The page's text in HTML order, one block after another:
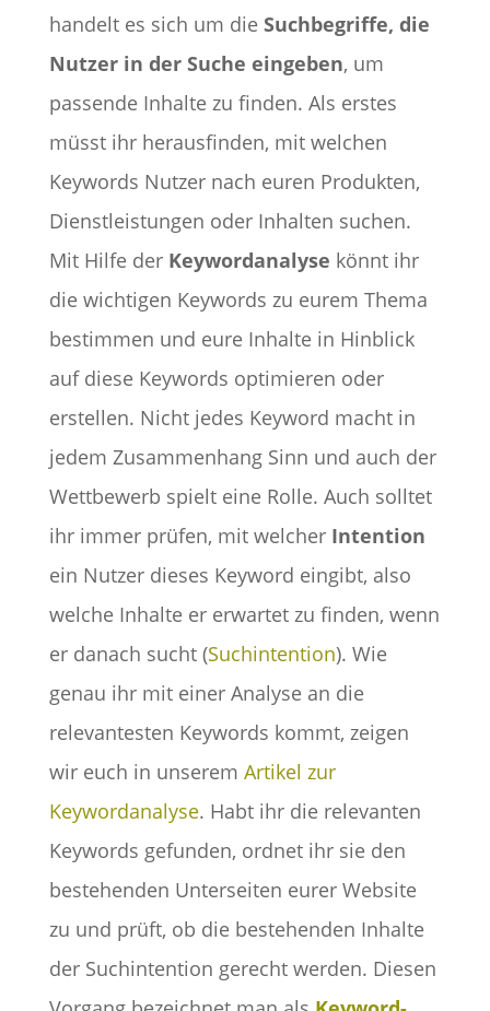
handelt es sich um die Suchbegriffe, die
Nutzer in der Suche eingeben, um
passende Inhalte zu finden. Als erstes
müsst ihr herausfinden, mit welchen
Keywords Nutzer nach euren Produkten,
Dienstleistungen oder Inhalten suchen.
Mit Hilfe der Keywordanalyse könnt ihr
die wichtigen Keywords zu eurem Thema
bestimmen und eure Inhalte in Hinblick
auf diese Keywords optimieren oder
erstellen. Nicht jedes Keyword macht in
jedem Zusammenhang Sinn und auch der
Wettbewerb spielt eine Rolle. Auch solltet
ihr immer prüfen, mit welcher Intention
ein Nutzer dieses Keyword eingibt, also
welche Inhalte er erwartet zu finden, wenn
er danach sucht (Suchintention). Wie
genau ihr mit einer Analyse an die
relevantesten Keywords kommt, zeigen
wir euch in unserem Artikel zur
Keywordanalyse. Habt ihr die relevanten
Keywords gefunden, ordnet ihr sie den
bestehenden Unterseiten eurer Website
zu und prüft, ob die bestehenden Inhalte
der Suchintention gerecht werden. Diesen